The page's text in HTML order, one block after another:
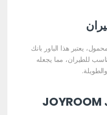
يعتبر هذا الباور بانك
للطيران، مما يجعله
لمن يناسب باور بانك JOYROOM